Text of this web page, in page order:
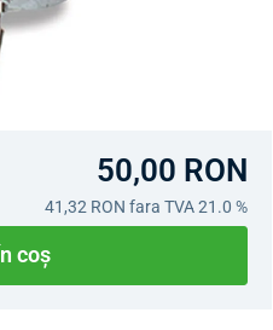
50,00 RON
41,32 RON fara TVA 21.0 %
În coș